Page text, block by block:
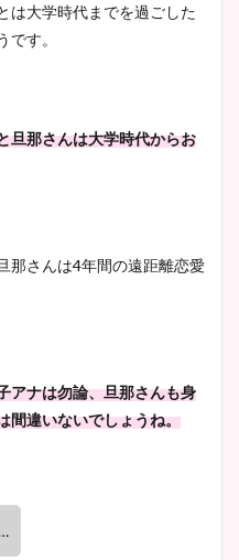
は大学時代までを過ごした
す。
旦那さんは大学時代からお
那さんは4年間の遠距離恋愛
アナは勿論、旦那さんも身
間違いないでしょうね。